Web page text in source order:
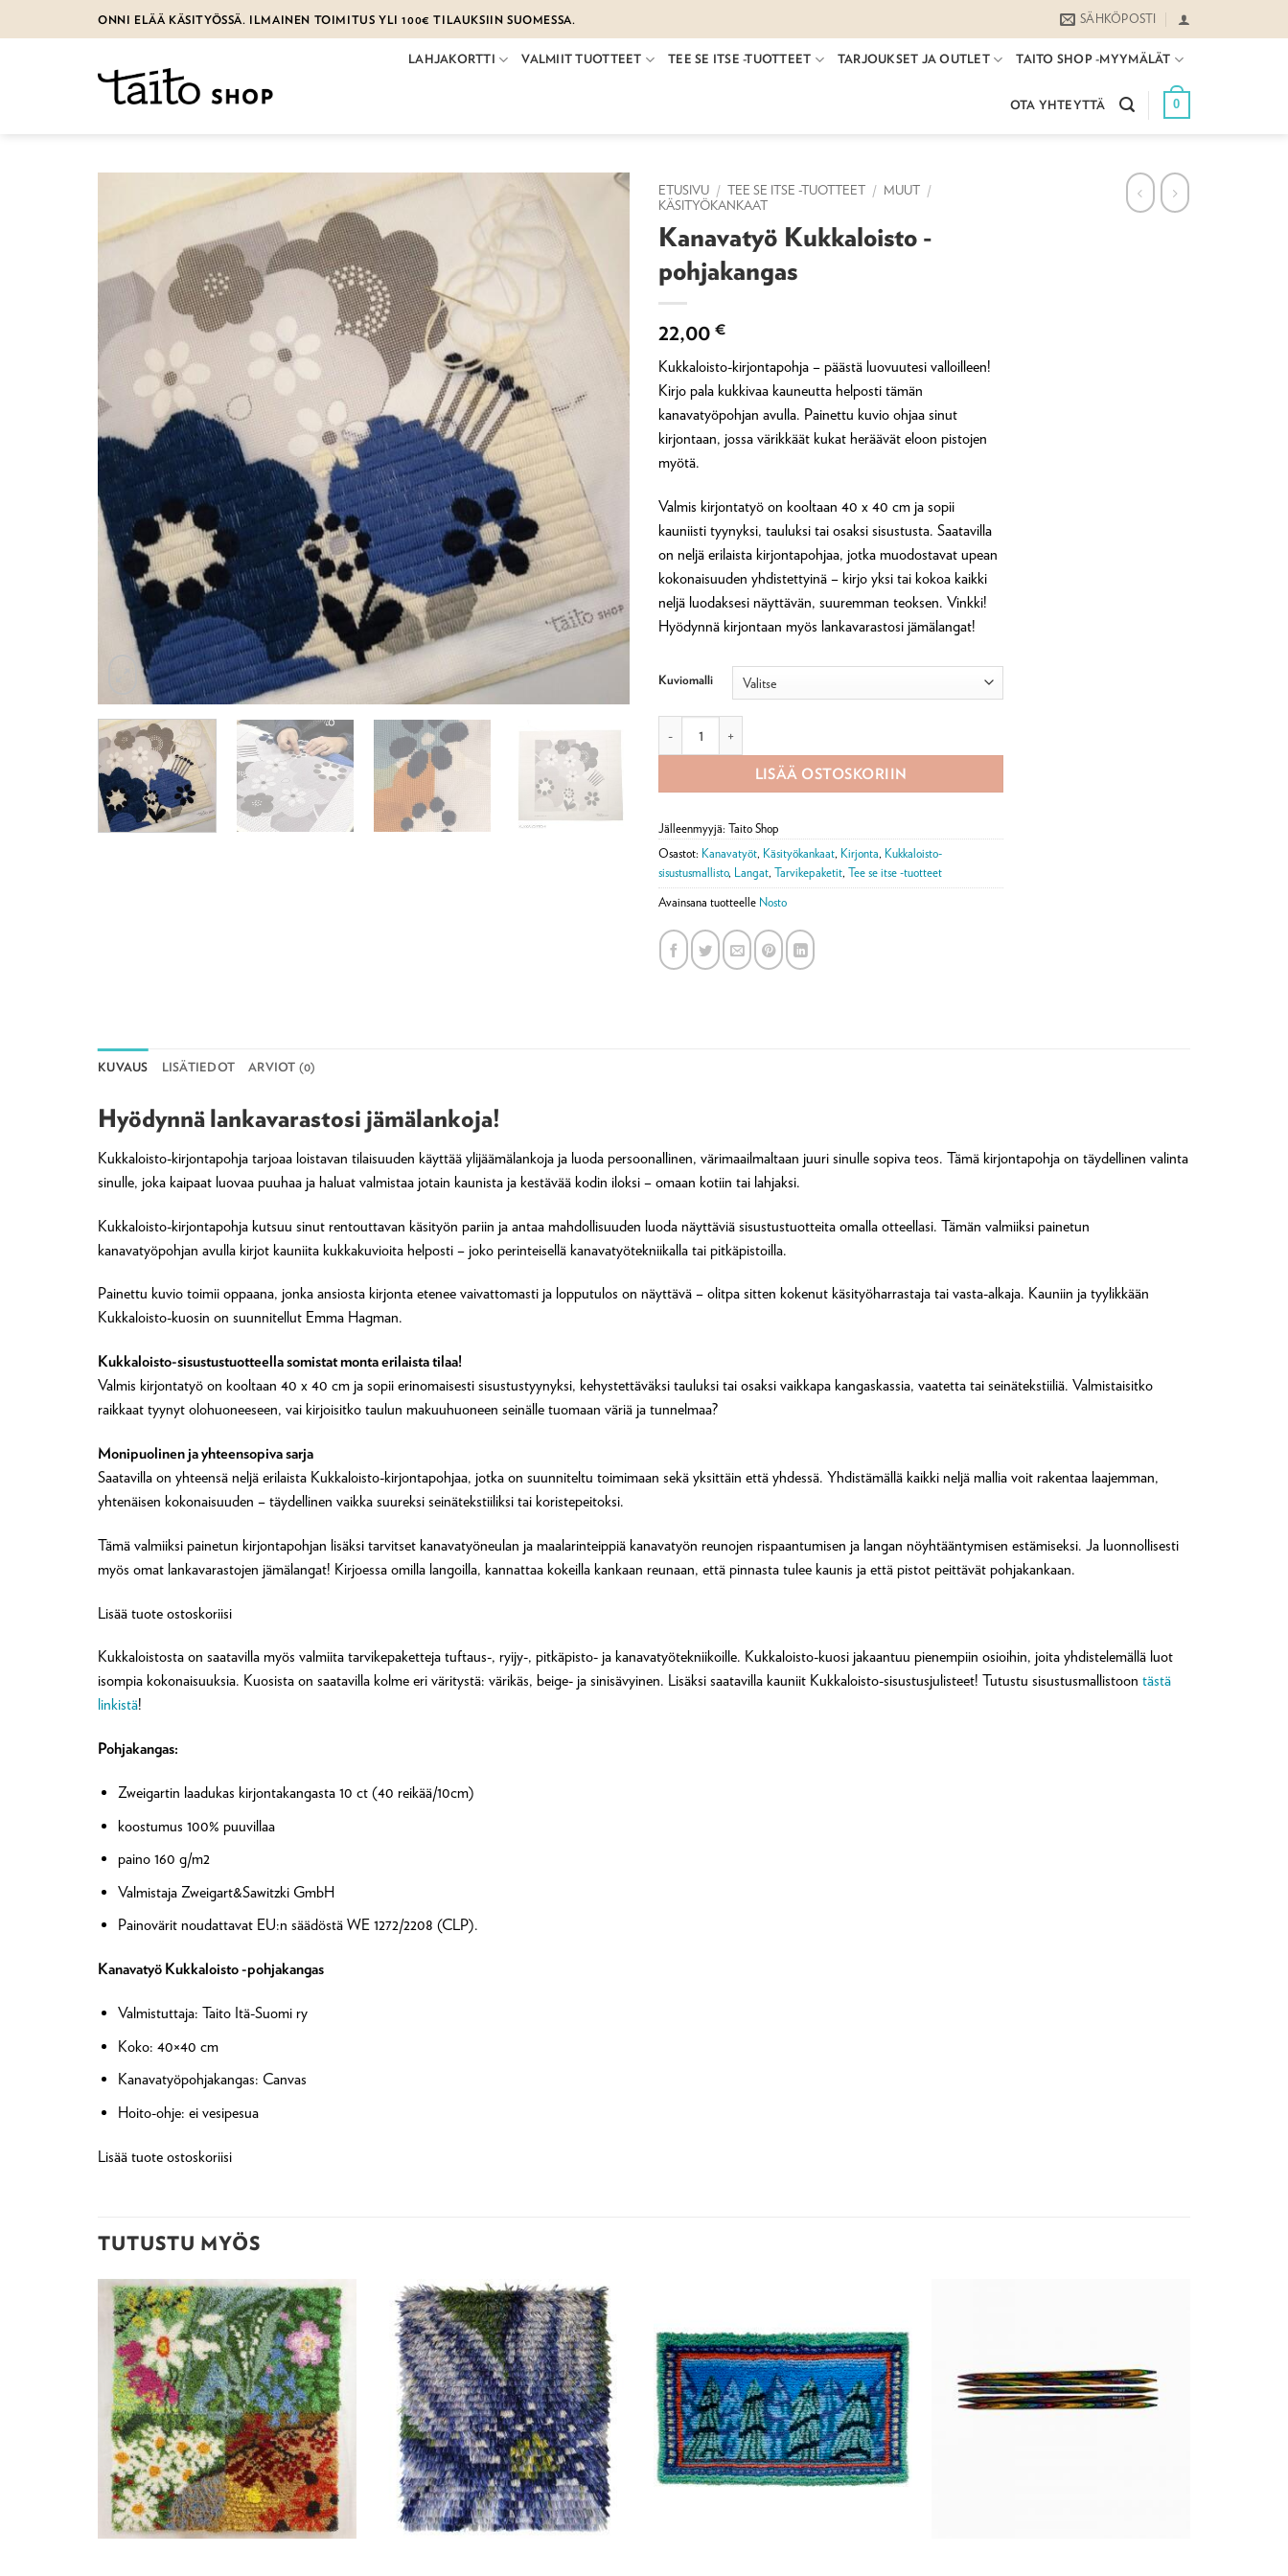
to
ONNI ELÄÄ KÄSITYÖSSÄ. ILMAINEN TOIMITUS YLI 100€ TILAUKSIIN SUOMESSA. SÄHKÖPOSTI
LAHJAKORTTI VALMIIT TUOTTEET TEE SE ITSE -TUOTTEET TARJOUKSET JA OUTLET TAITO SHOP -MYYMÄLÄT
OTA YHTEYTTÄ 0
ETUSIVU / TEE SE ITSE -TUOTTEET / MUUT /
KÄSITYÖKANKAAT
Kanavatyö Kukkaloisto -
pohjakangas
22,00 €
Kukkaloisto-kirjontapohja – päästä luovuutesi valloilleen!
Kirjo pala kukkivaa kauneutta helposti tämän
kanavatyöpohjan avulla. Painettu kuvio ohjaa sinut
kirjontaan, jossa värikkäät kukat heräävät eloon pistojen
myötä.
Valmis kirjontatyö on kooltaan 40 x 40 cm ja sopii
kauniisti tyynyksi, tauluksi tai osaksi sisustusta. Saatavilla
on neljä erilaista kirjontapohjaa, jotka muodostavat upean
kokonaisuuden yhdistettyinä – kirjo yksi tai kokoa kaikki
neljä luodaksesi näyttävän, suuremman teoksen. Vinkki!
Hyödynnä kirjontaan myös lankavarastosi jämälangat!
Kuviomalli
LISÄÄ OSTOSKORIIN
Jälleenmyyjä: Taito Shop
Osastot: Kanavatyöt, Käsityökankaat, Kirjonta, Kukkaloisto-
sisustusmallisto, Langat, Tarvikepaketit, Tee se itse -tuotteet
Avainsana tuotteelle Nosto
KUVAUS LISÄTIEDOT ARVIOT (0)
Hyödynnä lankavarastosi jämälankoja!
Kukkaloisto-kirjontapohja tarjoaa loistavan tilaisuuden käyttää ylijäämälankoja ja luoda persoonallinen, värimaailmaltaan juuri sinulle sopiva teos. Tämä kirjontapohja on täydellinen valinta
sinulle, joka kaipaat luovaa puuhaa ja haluat valmistaa jotain kaunista ja kestävää kodin iloksi – omaan kotiin tai lahjaksi.
Kukkaloisto-kirjontapohja kutsuu sinut rentouttavan käsityön pariin ja antaa mahdollisuuden luoda näyttäviä sisustustuotteita omalla otteellasi. Tämän valmiiksi painetun
kanavatyöpohjan avulla kirjot kauniita kukkakuvioita helposti – joko perinteisellä kanavatyötekniikalla tai pitkäpistoilla.
Painettu kuvio toimii oppaana, jonka ansiosta kirjonta etenee vaivattomasti ja lopputulos on näyttävä – olitpa sitten kokenut käsityöharrastaja tai vasta-alkaja. Kauniin ja tyylikkään
Kukkaloisto-kuosin on suunnitellut Emma Hagman.
Kukkaloisto-sisustustuotteella somistat monta erilaista tilaa!
Valmis kirjontatyö on kooltaan 40 x 40 cm ja sopii erinomaisesti sisustustyynyksi, kehystettäväksi tauluksi tai osaksi vaikkapa kangaskassia, vaatetta tai seinätekstiiliä. Valmistaisitko
raikkaat tyynyt olohuoneeseen, vai kirjoisitko taulun makuuhuoneen seinälle tuomaan väriä ja tunnelmaa?
Monipuolinen ja yhteensopiva sarja
Saatavilla on yhteensä neljä erilaista Kukkaloisto-kirjontapohjaa, jotka on suunniteltu toimimaan sekä yksittäin että yhdessä. Yhdistämällä kaikki neljä mallia voit rakentaa laajemman,
yhtenäisen kokonaisuuden – täydellinen vaikka suureksi seinätekstiiliksi tai koristepeitoksi.
Tämä valmiiksi painetun kirjontapohjan lisäksi tarvitset kanavatyöneulan ja maalarinteippiä kanavatyön reunojen rispaantumisen ja langan nöyhtääntymisen estämiseksi. Ja luonnollisesti
myös omat lankavarastojen jämälangat! Kirjoessa omilla langoilla, kannattaa kokeilla kankaan reunaan, että pinnasta tulee kaunis ja että pistot peittävät pohjakankaan.
Lisää tuote ostoskoriisi
Kukkaloistosta on saatavilla myös valmiita tarvikepaketteja tuftaus-, ryijy-, pitkäpisto- ja kanavatyötekniikoille. Kukkaloisto-kuosi jakaantuu pienempiin osioihin, joita yhdistelemällä luot
isompia kokonaisuuksia. Kuosista on saatavilla kolme eri väritystä: värikäs, beige- ja sinisävyinen. Lisäksi saatavilla kauniit Kukkaloisto-sisustusjulisteet! Tutustu sisustusmallistoon tästä
linkistä!
Pohjakangas:
Zweigartin laadukas kirjontakangasta 10 ct (40 reikää/10cm)
koostumus 100% puuvillaa
paino 160 g/m2
Valmistaja Zweigart&Sawitzki GmbH
Painovärit noudattavat EU:n säädöstä WE 1272/2208 (CLP).
Kanavatyö Kukkaloisto -pohjakangas
Valmistuttaja: Taito Itä-Suomi ry
Koko: 40×40 cm
Kanavatyöpohjakangas: Canvas
Hoito-ohje: ei vesipesua
Lisää tuote ostoskoriisi
TUTUSTU MYÖS